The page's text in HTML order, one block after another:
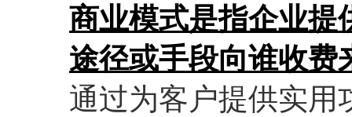
商业模式是指企业提
途径或手段向谁收费
通过为客户提供实用